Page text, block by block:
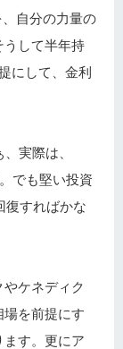
自分の力量の
して半年持
にして、金利
実際は、
でも堅い投資
復すればかな
ケネディク
場を前提にす
す。更にア